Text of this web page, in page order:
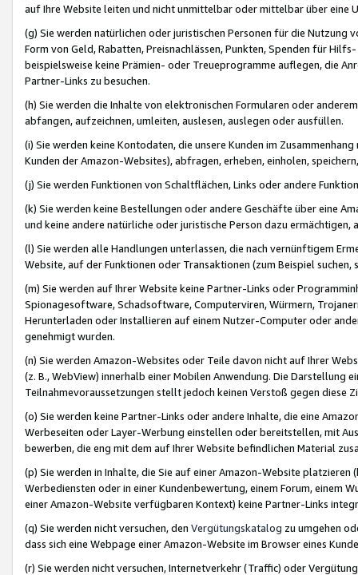
auf Ihre Website leiten und nicht unmittelbar oder mittelbar über eine
(g) Sie werden natürlichen oder juristischen Personen für die Nutzung
Form von Geld, Rabatten, Preisnachlässen, Punkten, Spenden für
beispielsweise keine Prämien- oder Treueprogramme auflegen, die
Partner-Links zu besuchen.
(h) Sie werden die Inhalte von elektronischen Formularen oder
abfangen, aufzeichnen, umleiten, auslesen, auslegen oder ausfüllen.
(i) Sie werden keine Kontodaten, die unsere Kunden im
Kunden der Amazon-Websites), abfragen, erheben, einholen,
(j) Sie werden Funktionen von Schaltflächen, Links oder andere
(k) Sie werden keine Bestellungen oder andere Geschäfte über eine
und keine andere natürliche oder juristische Person dazu
(l) Sie werden alle Handlungen unterlassen, die nach vernünftigem
Website, auf der Funktionen oder Transaktionen (zum Beispiel
(m) Sie werden auf Ihrer Website keine Partner-Links oder
Spionagesoftware, Schadsoftware, Computerviren, Würmern,
Herunterladen oder Installieren auf einem Nutzer-Computer oder
genehmigt wurden.
(n) Sie werden Amazon-Websites oder Teile davon nicht auf Ihrer
(z. B., WebView) innerhalb einer Mobilen Anwendung. Die Darstellung
Teilnahmevoraussetzungen stellt jedoch keinen Verstoß gegen diese
(o) Sie werden keine Partner-Links oder andere Inhalte, die eine
Werbeseiten oder Layer-Werbung einstellen oder bereitstellen, mit
bewerben, die eng mit dem auf Ihrer Website befindlichen Material
(p) Sie werden in Inhalte, die Sie auf einer Amazon-Website
Werbediensten oder in einer Kundenbewertung, einem Forum, einem
einer Amazon-Website verfügbaren Kontext) keine Partner-Links
(q) Sie werden nicht versuchen, den Vergütungskatalog zu umgehen
dass sich eine Webpage einer Amazon-Website im Browser eines
(r) Sie werden nicht versuchen, Internetverkehr (Traffic) oder